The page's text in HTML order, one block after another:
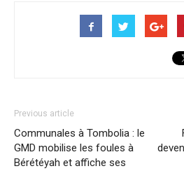
Previous article
Communales à Tombolia : le
GMD mobilise les foules à
Bérétéyah et affiche ses